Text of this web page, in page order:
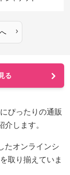
›
る
ぴったりの通販
します。
たオンラインシ
取り揃えていま